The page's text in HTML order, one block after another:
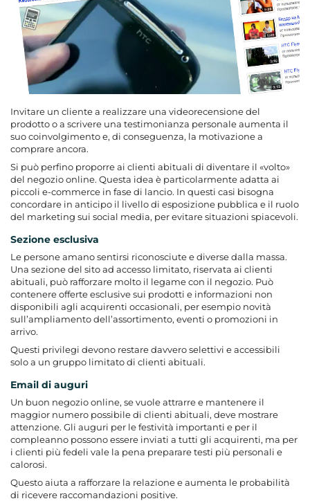
Invitare un cliente a realizzare una videorecensione del
prodotto o a scrivere una testimonianza personale aumenta il
suo coinvolgimento e, di conseguenza, la motivazione a
comprare ancora.
Si può perfino proporre ai clienti abituali di diventare il «volto»
del negozio online. Questa idea è particolarmente adatta ai
piccoli e-commerce in fase di lancio. In questi casi bisogna
concordare in anticipo il livello di esposizione pubblica e il ruolo
del marketing sui social media, per evitare situazioni spiacevoli.
Sezione esclusiva
Le persone amano sentirsi riconosciute e diverse dalla massa.
Una sezione del sito ad accesso limitato, riservata ai clienti
abituali, può rafforzare molto il legame con il negozio. Può
contenere offerte esclusive sui prodotti e informazioni non
disponibili agli acquirenti occasionali, per esempio novità
sull’ampliamento dell’assortimento, eventi o promozioni in
arrivo.
Questi privilegi devono restare davvero selettivi e accessibili
solo a un gruppo limitato di clienti abituali.
Email di auguri
Un buon negozio online, se vuole attrarre e mantenere il
maggior numero possibile di clienti abituali, deve mostrare
attenzione. Gli auguri per le festività importanti e per il
compleanno possono essere inviati a tutti gli acquirenti, ma per
i clienti più fedeli vale la pena preparare testi più personali e
calorosi.
Questo aiuta a rafforzare la relazione e aumenta le probabilità
di ricevere raccomandazioni positive.